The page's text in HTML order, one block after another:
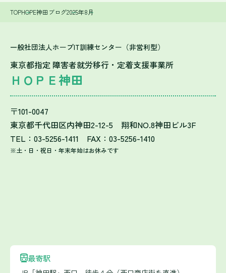
TOPHOPE神田ブログ2025年8月
一般社団法人ホープIT訓練センター（非営利型）
東京都指定 障害者就労移行・定着支援事業所
ＨＯＰＥ神田
〒101-0047
東京都千代田区内神田2-12-5 翔和NO.8神田ビル3F
TEL：03-5256-1411 FAX：03-5256-1410
※土・日・祝日・年末年始はお休みです
最寄駅